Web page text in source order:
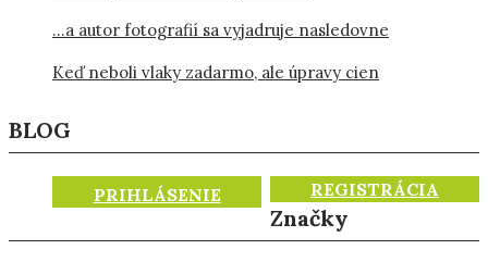
…a autor fotografií sa vyjadruje nasledovne
Keď neboli vlaky zadarmo, ale úpravy cien
BLOG
PRIHLÁSENIE REGISTRÁCIA
Značky